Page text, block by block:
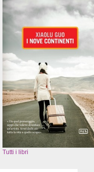
Tutti i libri